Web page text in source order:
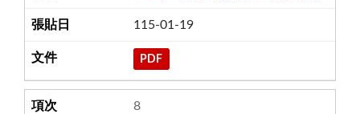
115-01-19
PDF
8